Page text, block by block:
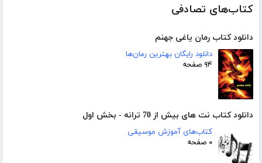
کتاب‌های تصادفی
دانلود کتاب رمان یاغی جهنم
دانلود رایگان بهترین رمان‌ها
۹۴ صفحه
دانلود کتاب نت های بیش از 70 ترانه - بخش اول
کتاب‌های آموزش موسیقی
۰ صفحه